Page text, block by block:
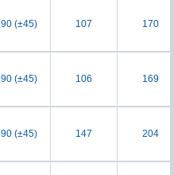
90 (±45) 107 170
90 (±45) 106 169
90 (±45) 147 204